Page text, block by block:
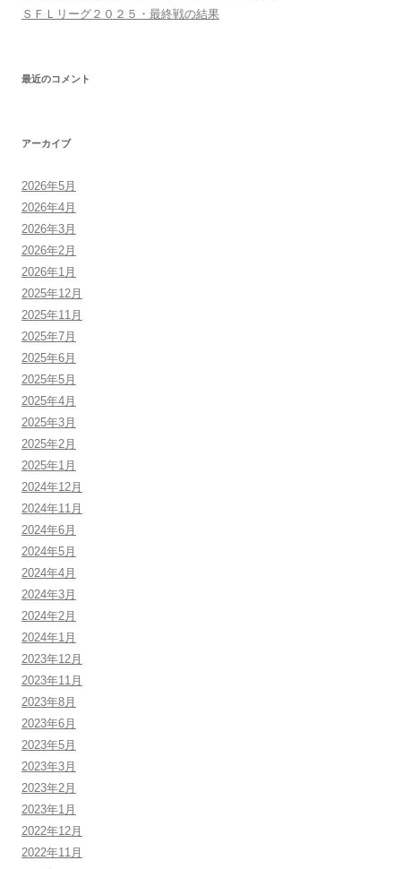
ＳＦＬリーグ２０２５・最終戦の結果
最近のコメント
アーカイブ
2026年5月
2026年4月
2026年3月
2026年2月
2026年1月
2025年12月
2025年11月
2025年7月
2025年6月
2025年5月
2025年4月
2025年3月
2025年2月
2025年1月
2024年12月
2024年11月
2024年6月
2024年5月
2024年4月
2024年3月
2024年2月
2024年1月
2023年12月
2023年11月
2023年8月
2023年6月
2023年5月
2023年3月
2023年2月
2023年1月
2022年12月
2022年11月